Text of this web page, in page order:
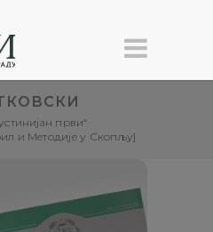
први“
и Методијe у Скопљу]